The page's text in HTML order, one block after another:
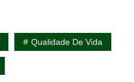
Qualidade De Vida